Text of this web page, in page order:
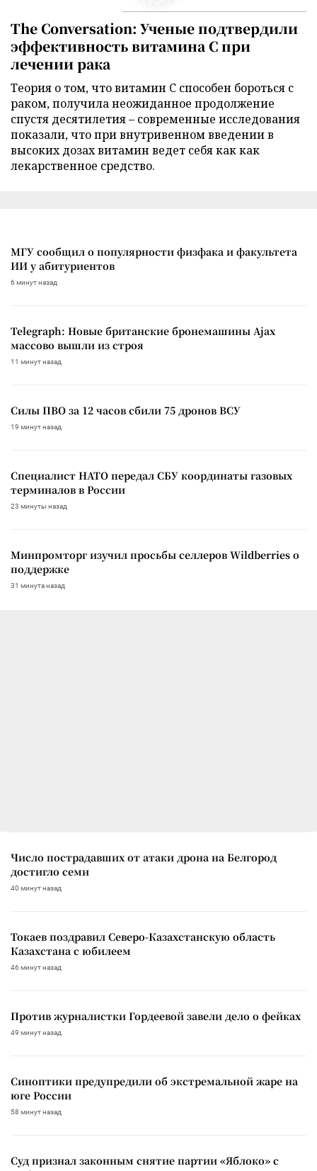
The Conversation: Ученые подтвердили
эффективность витамина C при
лечении рака
Теория о том, что витамин C способен бороться с
раком, получила неожиданное продолжение
спустя десятилетия – современные исследования
показали, что при внутривенном введении в
высоких дозах витамин ведет себя как как
лекарственное средство.
МГУ сообщил о популярности физфака и факультета
ИИ у абитуриентов
6 минут назад
Telegraph: Новые британские бронемашины Ajax
массово вышли из строя
11 минут назад
Силы ПВО за 12 часов сбили 75 дронов ВСУ
19 минут назад
Специалист НАТО передал СБУ координаты газовых
терминалов в России
23 минуты назад
Минпромторг изучил просьбы селлеров Wildberries о
поддержке
31 минута назад
Число пострадавших от атаки дрона на Белгород
достигло семи
40 минут назад
Токаев поздравил Северо-Казахстанскую область
Казахстана с юбилеем
46 минут назад
Против журналистки Гордеевой завели дело о фейках
49 минут назад
Синоптики предупредили об экстремальной жаре на
юге России
58 минут назад
Суд признал законным снятие партии «Яблоко» с